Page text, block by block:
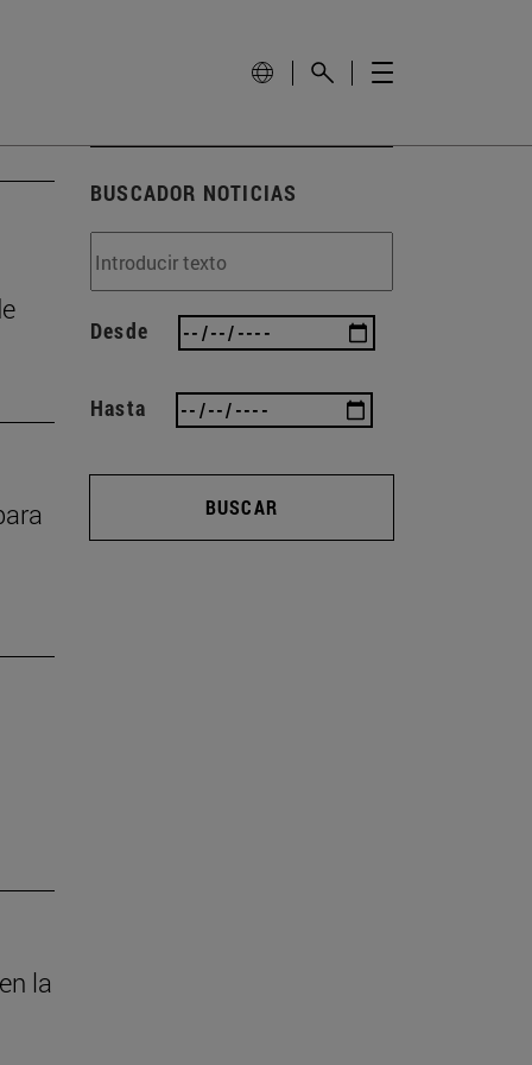
la
BUSCADOR NOTICIAS
Desde
Hasta
BUSCAR